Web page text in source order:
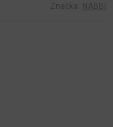
Značka: NABBI